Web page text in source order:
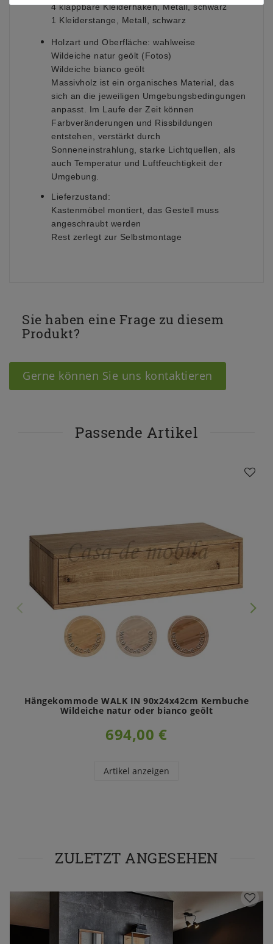
4 klappbare Kleiderhaken, Metall, schwarz
1 Kleiderstange, Metall, schwarz
Holzart und Oberfläche: wahlweise
Wildeiche natur geölt (Fotos)
Wildeiche bianco geölt
Massivholz ist ein organisches Material, das
sich an die jeweiligen Umgebungsbedingungen
anpasst. Im Laufe der Zeit können
Farbveränderungen und Rissbildungen
entstehen, verstärkt durch
Sonneneinstrahlung, starke Lichtquellen, als
auch Temperatur und Luftfeuchtigkeit der
Umgebung.
Lieferzustand:
Kastenmöbel montiert, das Gestell muss
angeschraubt werden
Rest zerlegt zur Selbstmontage
Sie haben eine Frage zu diesem
Produkt?
Gerne können Sie uns kontaktieren
Passende Artikel
Hängekommode WALK IN 90x24x42cm Kernbuche
Wildeiche natur oder bianco geölt
694,00 €
Artikel anzeigen
ZULETZT ANGESEHEN